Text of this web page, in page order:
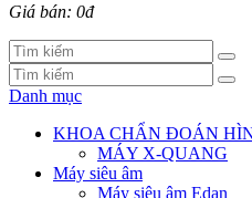
Giá bán: 0đ
Danh mục
KHOA CHẨN ĐOÁN
MÁY X-QUANG
Máy siêu âm
Máy siêu âm Edan